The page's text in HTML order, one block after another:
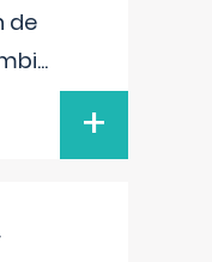
de
...
+